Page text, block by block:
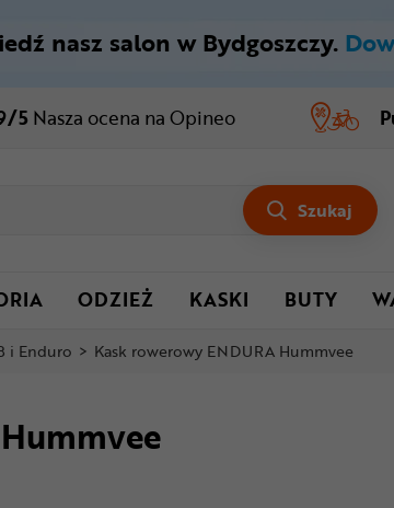
nasz salon w Bydgoszczy.
5 Nasza ocena na Opineo
Szukaj
ODZIEŻ KASKI BUTY
i Enduro > Kask rowerowy ENDURA Hummvee